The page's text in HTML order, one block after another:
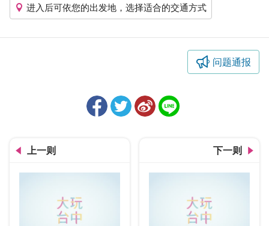
进入后可依您的出发地，选择适合的交通方式
问题通报
上一则 下一则